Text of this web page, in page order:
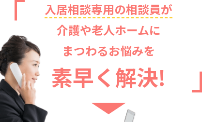
入居相談専用の相談員が
介護や老人ホームに
まつわるお悩みを
素早く解決!